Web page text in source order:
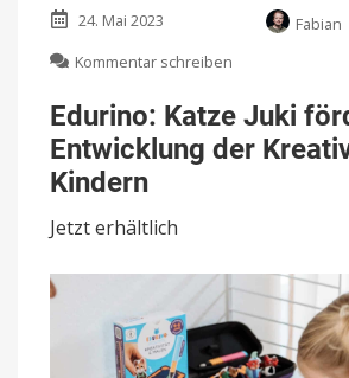
24. Mai 2023
Fabian
Kommentar schreiben
Katze
Juki
fördert
Kindern
Edurino: Katze Juki
Entwicklung der
Kindern
Jetzt erhältlich